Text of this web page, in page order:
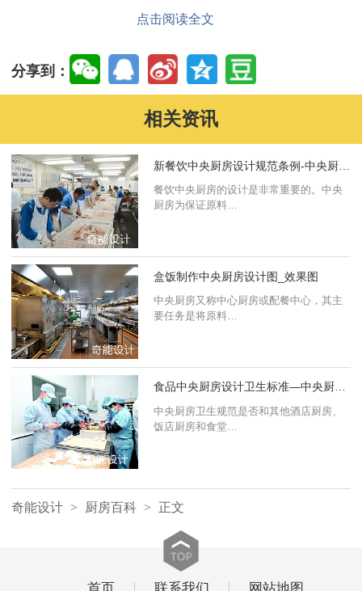
中央厨房所需要前期投入的成本远远大于传统商
四．加工工艺。
传统商厨是属于少量精加工所以加工工艺上主要
依靠厨师的经验。所以有时候会造成在不同门店内吃
到的菜，味道不一样的问题。中央厨房是属于集中化
生产。在加工工艺上统一菜品口味。而且还能在现代
化食品加工机械的帮助下，简化菜品工艺流程。
五．管理体系。
传统商厨的管理模式主要是人性化管理。酒店老
板一般会聘请厨房团队。已委托的形式经行菜品加工
及厨房管理。中央厨房在管理上更加严格更加制度
化。通过将加工工艺经行步骤分解，然后分配到各个
部门经行生产作业。
六．采购模式。
传统厨房采购主要是货比三家。而中央厨房由于
有足够的采购规模，所以在产品采购的环节上更大的
掌握采购的主动性，将货比三家的流程交给供应商。
自己主需要管理好供应商。
七．质量监管。
点击阅读全文
分享到：
相关资讯
新餐饮中央厨房设计规范条例-中央厨房设计
餐饮中央厨房的设计是非常重要的。中央
厨房为保证原料…
盒饭制作中央厨房设计图_效果图
中央厨房又称中心厨房或配餐中心，其主
要任务是将原料…
食品中央厨房设计卫生标准—中央厨房设计
中央厨房卫生规范是否和其他酒店厨房、
饭店厨房和食堂…
奇能设计 > 厨房百科 > 正文